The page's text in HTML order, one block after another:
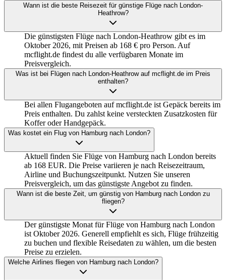
Wann ist die beste Reisezeit für günstige Flüge nach London-
Heathrow?
Die günstigsten Flüge nach London-Heathrow gibt es im
Oktober 2026, mit Preisen ab 168 € pro Person. Auf
mcflight.de findest du alle verfügbaren Monate im
Preisvergleich.
Was ist bei Flügen nach London-Heathrow auf mcflight.de im Preis
enthalten?
Bei allen Flugangeboten auf mcflight.de ist Gepäck bereits im
Preis enthalten. Du zahlst keine versteckten Zusatzkosten für
Koffer oder Handgepäck.
Was kostet ein Flug von Hamburg nach London?
Aktuell finden Sie Flüge von Hamburg nach London bereits
ab 168 EUR. Die Preise variieren je nach Reisezeitraum,
Airline und Buchungszeitpunkt. Nutzen Sie unseren
Preisvergleich, um das günstigste Angebot zu finden.
Wann ist die beste Zeit, um günstig von Hamburg nach London zu
fliegen?
Der günstigste Monat für Flüge von Hamburg nach London
ist Oktober 2026. Generell empfiehlt es sich, Flüge frühzeitig
zu buchen und flexible Reisedaten zu wählen, um die besten
Preise zu erzielen.
Welche Airlines fliegen von Hamburg nach London?